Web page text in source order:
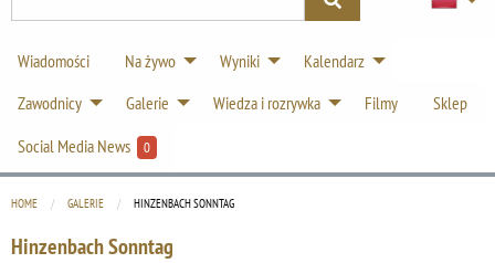
Wiadomości Na żywo Wyniki
Kalendarz
Zawodnicy
Galerie Wiedza i rozrywka Filmy
Sklep
Social Media News
0
HOME GALERIE CURRENT:
HINZENBACH SONNTAG
Hinzenbach Sonntag